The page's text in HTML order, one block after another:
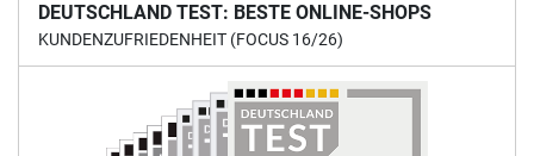
DEUTSCHLAND TEST: BESTE ONLINE-SHOPS
KUNDENZUFRIEDENHEIT (FOCUS 16/26)